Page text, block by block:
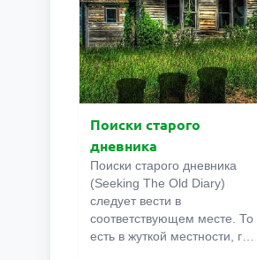
имеют разные вкусы. Одной
нравится питательный
фруктовый коктейль, а
второй салат из овощей и
фруктов.
Поиски старого
дневника
Поиски старого дневника
(Seeking The Old Diary)
следует вести в
соответствующем месте. То
есть в жуткой местности, где